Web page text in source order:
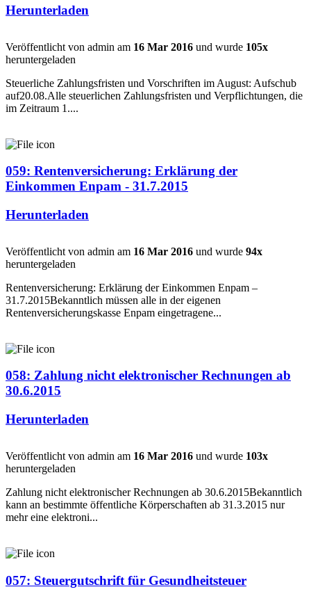
Herunterladen
Veröffentlicht von admin am 16 Mar 2016 und wurde 105x
heruntergeladen
Steuerliche Zahlungsfristen und Vorschriften im August: Aufschub
auf20.08.Alle steuerlichen Zahlungsfristen und Verpflichtungen, die
im Zeitraum 1....
059: Rentenversicherung: Erklärung der
Einkommen Enpam - 31.7.2015
Herunterladen
Veröffentlicht von admin am 16 Mar 2016 und wurde 94x
heruntergeladen
Rentenversicherung: Erklärung der Einkommen Enpam –
31.7.2015Bekanntlich müssen alle in der eigenen
Rentenversicherungskasse Enpam eingetragene...
058: Zahlung nicht elektronischer Rechnungen ab
30.6.2015
Herunterladen
Veröffentlicht von admin am 16 Mar 2016 und wurde 103x
heruntergeladen
Zahlung nicht elektronischer Rechnungen ab 30.6.2015Bekanntlich
kann an bestimmte öffentliche Körperschaften ab 31.3.2015 nur
mehr eine elektroni...
057: Steuergutschrift für Gesundheitsteuer